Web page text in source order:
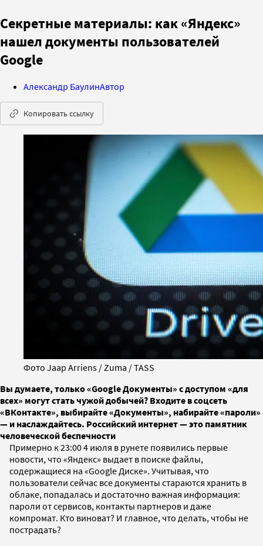
Секретные материалы: как «Яндекс»
нашел документы пользователей
Google
Александр БаулинАвтор
Копировать ссылку
Фото Jaap Arriens / Zuma / TASS
Вы думаете, только «Google Документы» с доступом «для
всех» могут стать чужой добычей? Входите в соцсеть
«ВКонтакте», выбирайте «Документы», набирайте «пароли»
— и наслаждайтесь. Российский интернет — это памятник
человеческой беспечности
Примерно к 23:00 4 июля в рунете появились первые
новости, что «Яндекс» выдает в поиске файлы,
содержащиеся на «Google Диске». Учитывая, что
пользователи сейчас все документы стараются хранить в
облаке, попадалась и достаточно важная информация:
пароли от сервисов, контакты партнеров и даже
компромат. Кто виноват? И главное, что делать, чтобы не
пострадать?